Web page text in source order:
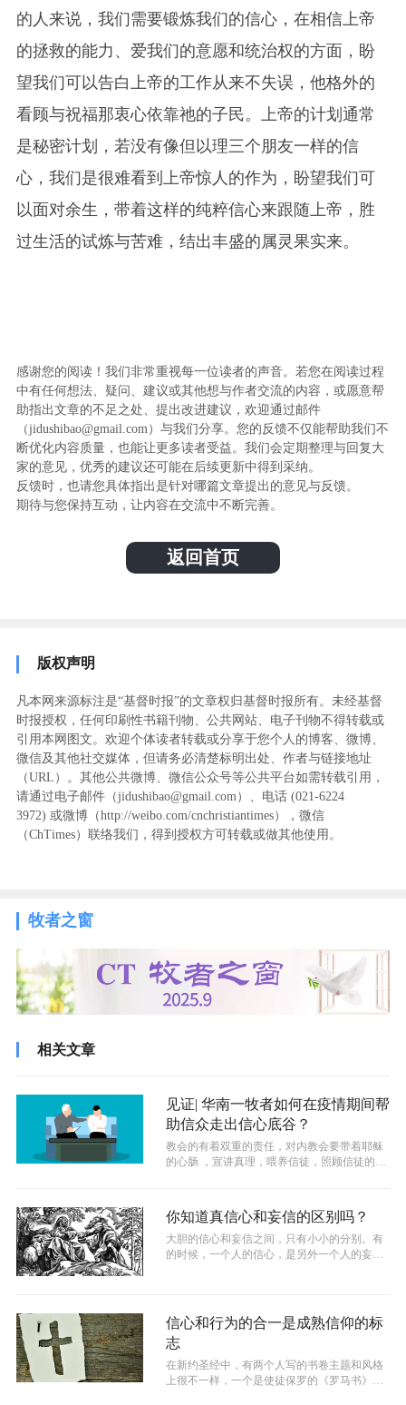
的人来说，我们需要锻炼我们的信心，在相信上帝
的拯救的能力、爱我们的意愿和统治权的方面，盼
望我们可以告白上帝的工作从来不失误，他格外的
看顾与祝福那衷心依靠祂的子民。上帝的计划通常
是秘密计划，若没有像但以理三个朋友一样的信
心，我们是很难看到上帝惊人的作为，盼望我们可
以面对余生，带着这样的纯粹信心来跟随上帝，胜
过生活的试炼与苦难，结出丰盛的属灵果实来。
感谢您的阅读！我们非常重视每一位读者的声音。若您在阅读过程
中有任何想法、疑问、建议或其他想与作者交流的内容，或愿意帮
助指出文章的不足之处、提出改进建议，欢迎通过邮件
（jidushibao@gmail.com）与我们分享。您的反馈不仅能帮助我们不
断优化内容质量，也能让更多读者受益。我们会定期整理与回复大
家的意见，优秀的建议还可能在后续更新中得到采纳。
反馈时，也请您具体指出是针对哪篇文章提出的意见与反馈。
期待与您保持互动，让内容在交流中不断完善。
返回首页
版权声明
凡本网来源标注是“基督时报”的文章权归基督时报所有。未经基督
时报授权，任何印刷性书籍刊物、公共网站、电子刊物不得转载或
引用本网图文。欢迎个体读者转载或分享于您个人的博客、微博、
微信及其他社交媒体，但请务必清楚标明出处、作者与链接地址
（URL）。其他公共微博、微信公众号等公共平台如需转载引用，
请通过电子邮件（jidushibao@gmail.com）、电话 (021-6224
3972) ‬或微博（http://weibo.com/cnchristiantimes），微信
（ChTimes）联络我们，得到授权方可转载或做其他使用。
牧者之窗
相关文章
见证| 华南一牧者如何在疫情期间帮
助信众走出信心底谷？
教会的有着双重的责任，对内教会要带着耶稣
的心肠 ，宣讲真理，喂养信徒，照顾信徒的灵
你知道真信心和妄信的区别吗？
大胆的信心和妄信之间，只有小小的分别。有
的时候，一个人的信心，是另外一个人的妄
信心和行为的合一是成熟信仰的标
志
在新约圣经中，有两个人写的书卷主题和风格
上很不一样，一个是使徒保罗的《罗马书》，